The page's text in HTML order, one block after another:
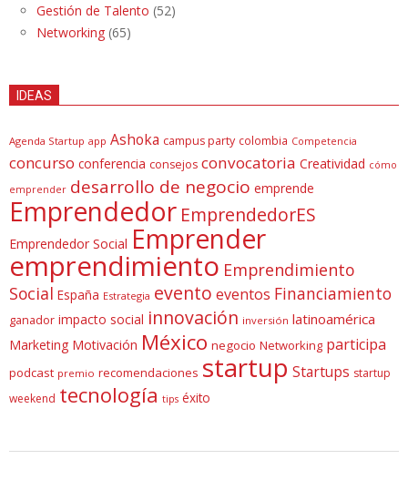
Gestión de Talento (52)
Networking (65)
IDEAS
Agenda Startup app Ashoka campus party colombia Competencia
concurso conferencia consejos convocatoria Creatividad cómo
emprender desarrollo de negocio emprende
Emprendedor EmprendedorES
Emprendedor Social Emprender
emprendimiento Emprendimiento
Social España Estrategia evento eventos Financiamiento
ganador impacto social innovación inversión latinoamérica
Marketing Motivación México negocio Networking participa
podcast premio recomendaciones startup Startups startup
weekend tecnología tips éxito